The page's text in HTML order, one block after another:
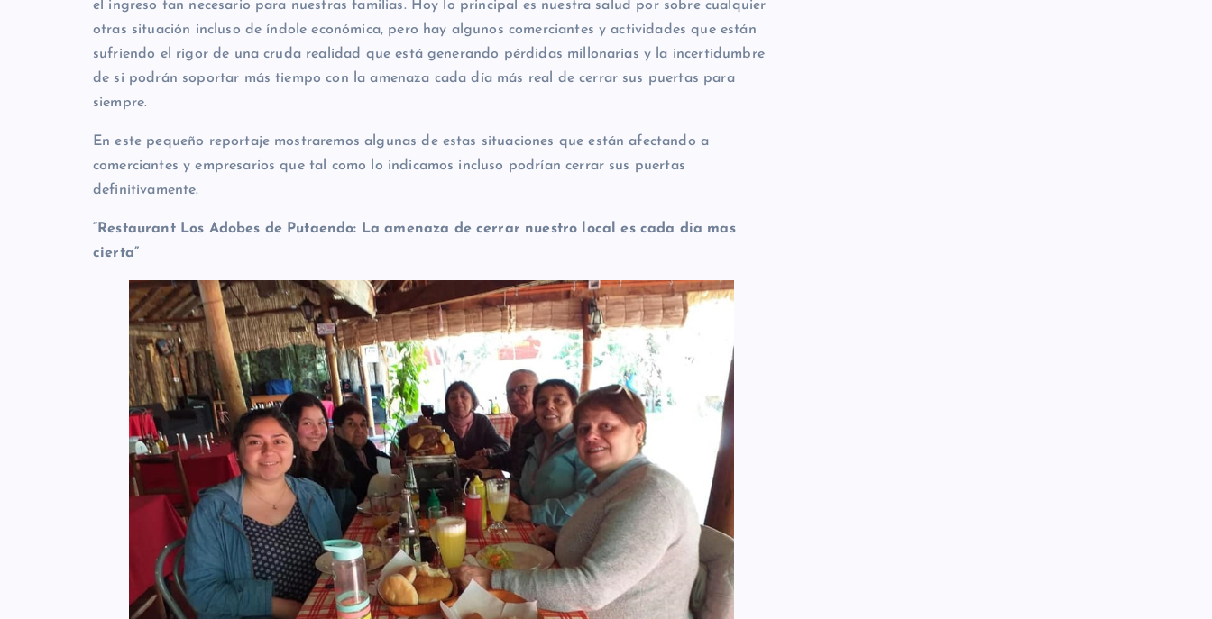
el ingreso tan necesario para nuestras familias. Hoy lo principal es nuestra salud por sobre cualquier
otras situación incluso de índole económica, pero hay algunos comerciantes y actividades que están
sufriendo el rigor de una cruda realidad que está generando pérdidas millonarias y la incertidumbre
de si podrán soportar más tiempo con la amenaza cada día más real de cerrar sus puertas para
siempre.
En este pequeño reportaje mostraremos algunas de estas situaciones que están afectando a
comerciantes y empresarios que tal como lo indicamos incluso podrían cerrar sus puertas
definitivamente.
“Restaurant Los Adobes de Putaendo: La amenaza de cerrar nuestro local es cada dia mas
cierta”